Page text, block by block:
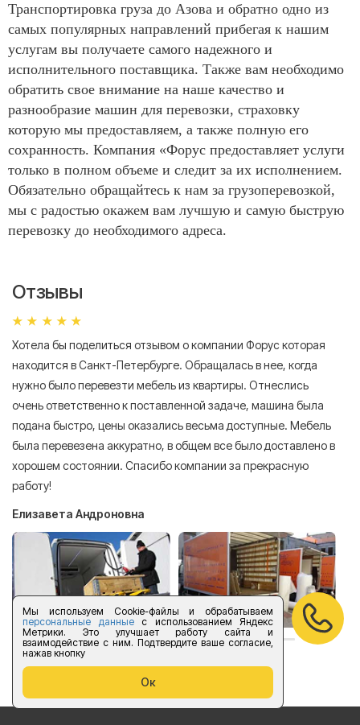
Мы используем Cookie-файлы и обрабатываем
персональные данныес использованием Яндекс
Метрики. Это улучшает работу сайта и
взаимодействие с ним. Подтвердите ваше согласие,
нажав кнопку
Ок
Транспортировка груза до Азова и обратно одно из
самых популярных направлений прибегая к нашим
услугам вы получаете самого надежного и
исполнительного поставщика. Также вам необходимо
обратить свое внимание на наше качество и
разнообразие машин для перевозки, страховку
которую мы предоставляем, а также полную его
сохранность. Компания «Форус предоставляет услуги
только в полном объеме и следит за их исполнением.
Обязательно обращайтесь к нам за грузоперевозкой,
мы с радостью окажем вам лучшую и самую быструю
перевозку до необходимого адреса.
Отзывы
Хотела бы поделиться отзывом о компании Форус которая
находится в Санкт-Петербурге. Обращалась в нее, когда
нужно было перевезти мебель из квартиры. Отнеслись
очень ответственно к поставленной задаче, машина была
подана быстро, цены оказались весьма доступные. Мебель
была перевезена аккуратно, в общем все было доставлено в
хорошем состоянии. Спасибо компании за прекрасную
работу!
Елизавета Андроновна
оставить отзыв